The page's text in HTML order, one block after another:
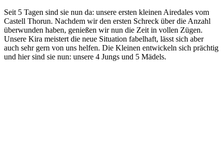
Zum
Inhalt
springen
Seit 5 Tagen sind sie nun da: unsere ersten kleinen Airedales vom
Castell Thorun. Nachdem wir den ersten Schreck über die Anzahl
überwunden haben, genießen wir nun die Zeit in vollen Zügen.
Unsere Kira meistert die neue Situation fabelhaft, lässt sich aber
auch sehr gern von uns helfen. Die Kleinen entwickeln sich prächtig
und hier sind sie nun: unsere 4 Jungs und 5 Mädels.